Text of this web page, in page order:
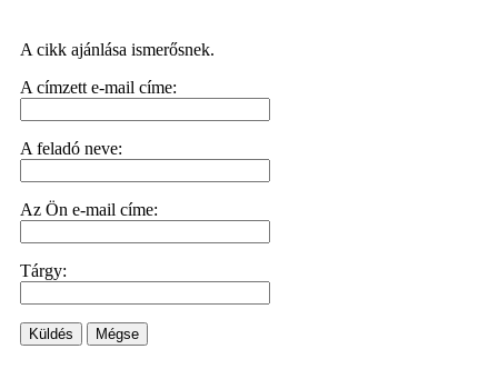
A cikk ajánlása ismerősnek.
A címzett e-mail címe:
A feladó neve:
Az Ön e-mail címe:
Tárgy:
Küldés Mégse